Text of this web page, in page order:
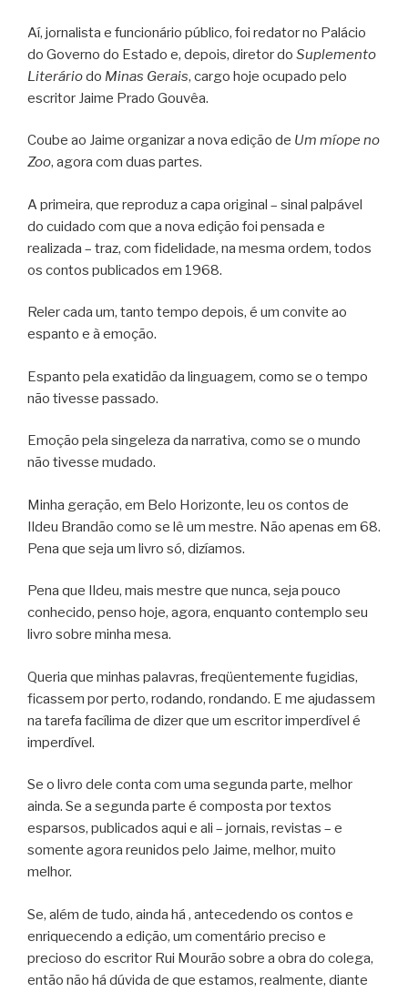
Aí, jornalista e funcionário público, foi redator no Palácio
do Governo do Estado e, depois, diretor do Suplemento
Literáriodo Minas Gerais, cargo hoje ocupado pelo
escritor Jaime Prado Gouvêa.
Coube ao Jaime organizar a nova edição de Um míope no
Zoo, agora com duas partes.
A primeira, que reproduz a capa original – sinal palpável
do cuidado com que a nova edição foi pensada e
realizada – traz, com fidelidade, na mesma ordem, todos
os contos publicados em 1968.
Reler cada um, tanto tempo depois, é um convite ao
espanto e à emoção.
Espanto pela exatidão da linguagem, como se o tempo
não tivesse passado.
Emoção pela singeleza da narrativa, como se o mundo
não tivesse mudado.
Minha geração, em Belo Horizonte, leu os contos de
Ildeu Brandão como se lê um mestre. Não apenas em 68.
Pena que seja um livro só, dizíamos.
Pena que Ildeu, mais mestre que nunca, seja pouco
conhecido, penso hoje, agora, enquanto contemplo seu
livro sobre minha mesa.
Queria que minhas palavras, freqüentemente fugidias,
ficassem por perto, rodando, rondando. E me ajudassem
na tarefa facílima de dizer que um escritor imperdível é
imperdível.
Se o livro dele conta com uma segunda parte, melhor
ainda. Se a segunda parte é composta por textos
esparsos, publicados aqui e ali – jornais, revistas – e
somente agora reunidos pelo Jaime, melhor, muito
melhor.
Se, além de tudo, ainda há , antecedendo os contos e
enriquecendo a edição, um comentário preciso e
precioso do escritor Rui Mourão sobre a obra do colega,
então não há dúvida de que estamos, realmente, diante